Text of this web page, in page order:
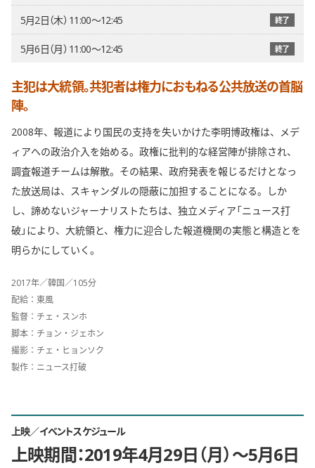
5月2日（木） 11:00〜12:45 終了
5月6日（月） 11:00〜12:45 終了
主犯は大統領。共犯者は権力におもねる公共放送の首脳
陣。
2008年、報道により国民の支持を失いかけた李明博政権は、メデ
ィアへの政治介入を始める。政権に批判的な経営陣が排除され、
調査報道チームは解散。その結果、政府発表を報じるだけとなっ
た放送局は、スキャンダルの隠蔽に加担することになる。しか
し、諦めないジャーナリストたちは、独立メディア「ニュース打
破」により、大統領と、権力に迎合した報道機関の実態と構造とを
明らかにしていく。
2017年／韓国／105分
配給：東風
監督：チェ・スンホ
脚本：チョン・ジェホン
撮影：チェ・ヒョンソク
製作：ニュース打破
上映／イベントスケジュール
上映期間：2019年4月29日（月）〜5月6日